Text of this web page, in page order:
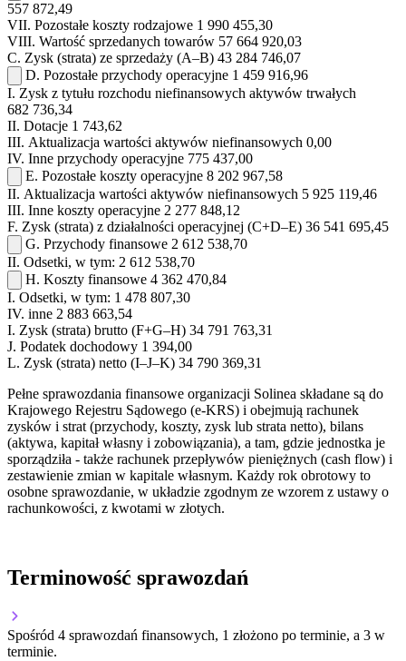
557 872,49
VII. Pozostałe koszty rodzajowe 1 990 455,30
VIII. Wartość sprzedanych towarów 57 664 920,03
C. Zysk (strata) ze sprzedaży (A–B) 43 284 746,07
D. Pozostałe przychody operacyjne 1 459 916,96
I. Zysk z tytułu rozchodu niefinansowych aktywów trwałych
682 736,34
II. Dotacje 1 743,62
III. Aktualizacja wartości aktywów niefinansowych 0,00
IV. Inne przychody operacyjne 775 437,00
E. Pozostałe koszty operacyjne 8 202 967,58
II. Aktualizacja wartości aktywów niefinansowych 5 925 119,46
III. Inne koszty operacyjne 2 277 848,12
F. Zysk (strata) z działalności operacyjnej (C+D–E) 36 541 695,45
G. Przychody finansowe 2 612 538,70
II. Odsetki, w tym: 2 612 538,70
H. Koszty finansowe 4 362 470,84
I. Odsetki, w tym: 1 478 807,30
IV. inne 2 883 663,54
I. Zysk (strata) brutto (F+G–H) 34 791 763,31
J. Podatek dochodowy 1 394,00
L. Zysk (strata) netto (I–J–K) 34 790 369,31
Pełne sprawozdania finansowe organizacji Solinea składane są do
Krajowego Rejestru Sądowego (e-KRS) i obejmują rachunek
zysków i strat (przychody, koszty, zysk lub strata netto), bilans
(aktywa, kapitał własny i zobowiązania), a tam, gdzie jednostka je
sporządziła - także rachunek przepływów pieniężnych (cash flow) i
zestawienie zmian w kapitale własnym. Każdy rok obrotowy to
osobne sprawozdanie, w układzie zgodnym ze wzorem z ustawy o
rachunkowości, z kwotami w złotych.
Terminowość sprawozdań
Spośród 4 sprawozdań finansowych, 1 złożono po terminie, a 3 w
terminie.